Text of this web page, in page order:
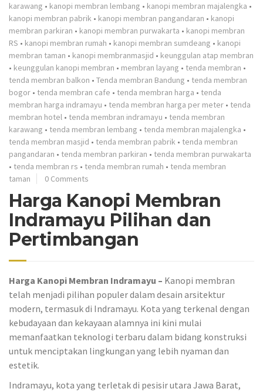
karawang • kanopi membran lembang • kanopi membran majalengka •
kanopi membran pabrik • kanopi membran pangandaran • kanopi
membran parkiran • kanopi membran purwakarta • kanopi membran
RS • kanopi membran rumah • kanopi membran sumdeang • kanopi
membran taman • kanopi membranmasjid • keunggulan atap membran
• keunggulan kanopi membran • membran layang • tenda membran •
tenda membran balkon • Tenda membran Bandung • tenda membran
bogor • tenda membran cafe • tenda membran harga • tenda
membran harga indramayu • tenda membran harga per meter • tenda
membran hotel • tenda membran indramayu • tenda membran
karawang • tenda membran lembang • tenda membran majalengka •
tenda membran masjid • tenda membran pabrik • tenda membran
pangandaran • tenda membran parkiran • tenda membran purwakarta
• tenda membran rs • tenda membran rumah • tenda membran
taman
0 Comments
Harga Kanopi Membran
Indramayu Pilihan dan
Pertimbangan
Harga Kanopi Membran Indramayu – Kanopi membran
telah menjadi pilihan populer dalam desain arsitektur
modern, termasuk di Indramayu. Kota yang terkenal dengan
kebudayaan dan kekayaan alamnya ini kini mulai
memanfaatkan teknologi terbaru dalam bidang konstruksi
untuk menciptakan lingkungan yang lebih nyaman dan
estetik.
Indramayu, kota yang terletak di pesisir utara Jawa Barat,